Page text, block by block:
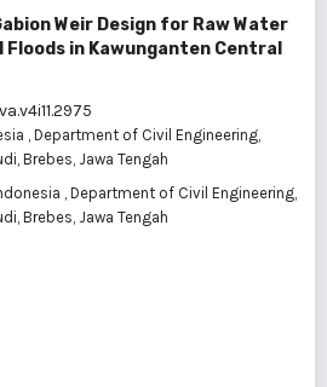
Weir Design for Raw Water
in Kawunganten Central
, Department of Civil Engineering,
Brebes, Jawa Tengah
, Department of Civil Engineering,
Brebes, Jawa Tengah